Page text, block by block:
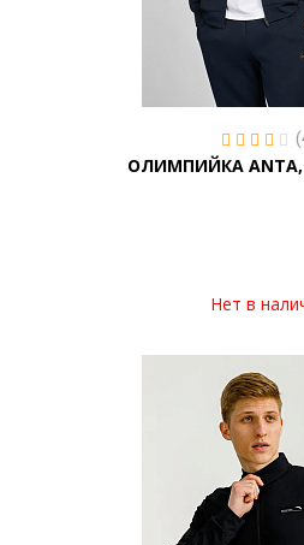
ОЛИМПИЙКА ANTA,
Нет в